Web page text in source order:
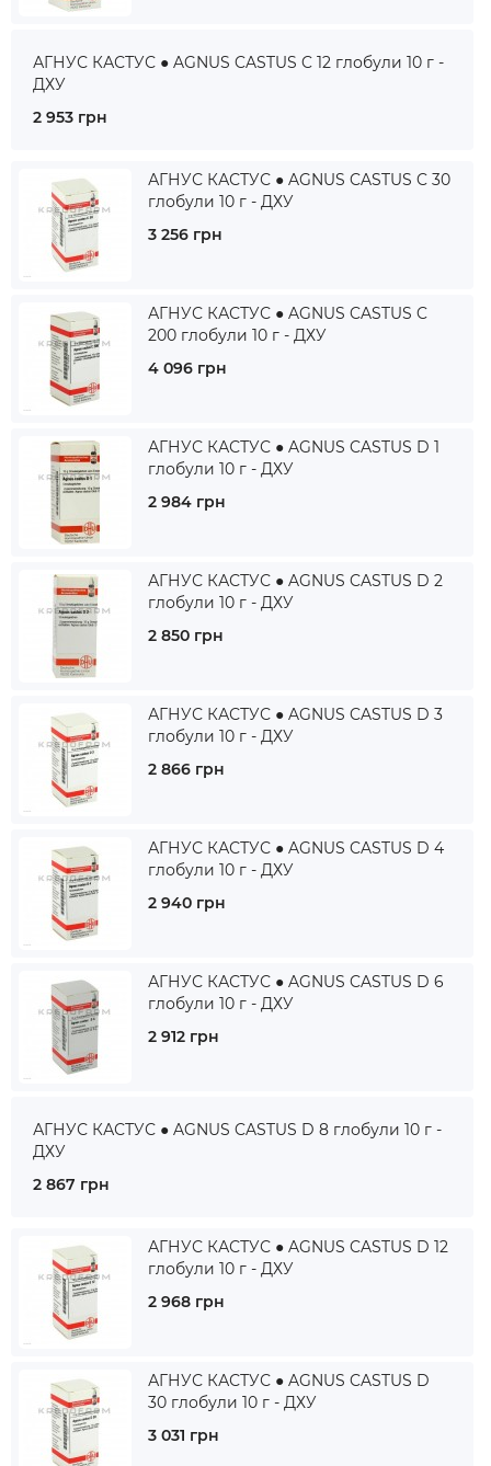
АГНУС КАСТУС ● AGNUS CASTUS C 12 глобули 10 г -
ДХУ
2 953 грн
АГНУС КАСТУС ● AGNUS CASTUS C 30
глобули 10 г - ДХУ
3 256 грн
АГНУС КАСТУС ● AGNUS CASTUS C
200 глобули 10 г - ДХУ
4 096 грн
АГНУС КАСТУС ● AGNUS CASTUS D 1
глобули 10 г - ДХУ
2 984 грн
АГНУС КАСТУС ● AGNUS CASTUS D 2
глобули 10 г - ДХУ
2 850 грн
АГНУС КАСТУС ● AGNUS CASTUS D 3
глобули 10 г - ДХУ
2 866 грн
АГНУС КАСТУС ● AGNUS CASTUS D 4
глобули 10 г - ДХУ
2 940 грн
АГНУС КАСТУС ● AGNUS CASTUS D 6
глобули 10 г - ДХУ
2 912 грн
АГНУС КАСТУС ● AGNUS CASTUS D 8 глобули 10 г -
ДХУ
2 867 грн
АГНУС КАСТУС ● AGNUS CASTUS D 12
глобули 10 г - ДХУ
2 968 грн
АГНУС КАСТУС ● AGNUS CASTUS D
30 глобули 10 г - ДХУ
3 031 грн